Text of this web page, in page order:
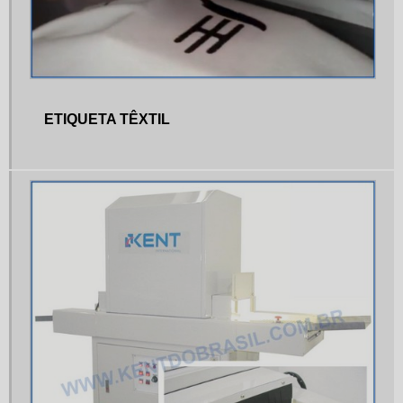
MAQUINA DE SERIGRAFIA PREÇO
MAQUINA PARA IMPRESSÃO HEAT TRANSFER
MAQUINA TAMPOGRAFICA
MAQUINAS DE TAMPOGRAFIA
MATERIAL PARA HOT STAMPING
MATERIAL PARA TAMPOGRAFIA
ETIQUETA TÊXTIL